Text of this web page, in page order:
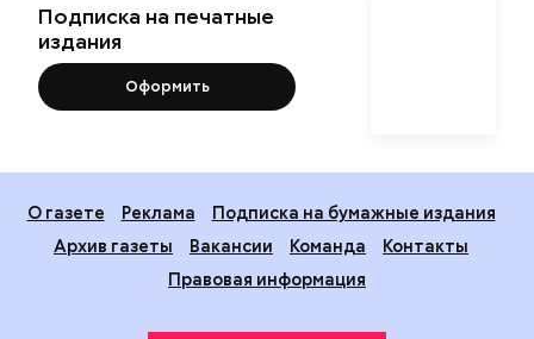
Подписка на печатные
издания
Оформить
О газете Реклама
Подписка на бумажные издания
Архив газеты
Вакансии Команда
Контакты
Правовая информация